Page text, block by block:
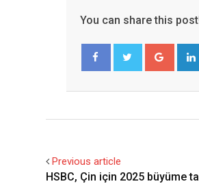
You can share this
Previous article
HSBC, Çin için 2025 büyüme